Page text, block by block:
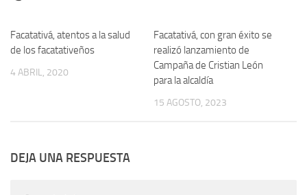
Facatativá, atentos a la salud
de los facatativeños
4 ABRIL, 2020
Facatativá, con gran éxito se
realizó lanzamiento de
Campaña de Cristian León
para la alcaldía
15 AGOSTO, 2023
DEJA UNA RESPUESTA